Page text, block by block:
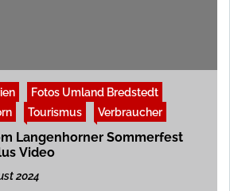
Fotos Umland Bredstedt
Tourismus Verbraucher
Langenhorner Sommerfest
Video
2024